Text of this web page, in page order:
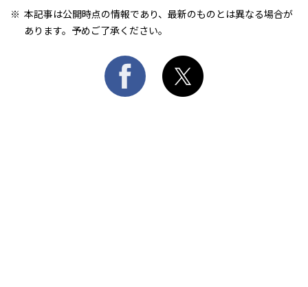
本記事は公開時点の情報であり、最新のものとは異なる場合が
あります。予めご了承ください。